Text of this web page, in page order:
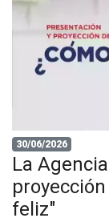
30/06/2026
La
feliz"